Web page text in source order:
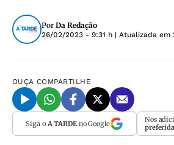
Por Da Redação
26/02/2023 - 9:31 h | Atualizada em
OUÇA COMPARTILHE
Siga o A TARDEno Google Nos